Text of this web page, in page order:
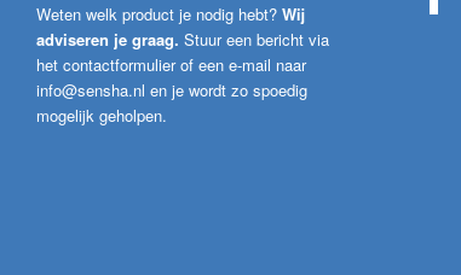
Weten welk product je nodig hebt? Wij
adviseren je graag. Stuur een bericht via
het contactformulier of een e-mail naar
info@sensha.nl en je wordt zo spoedig
mogelijk geholpen.